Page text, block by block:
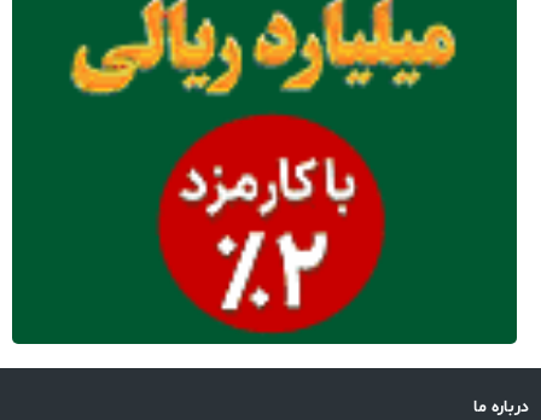
درباره ما